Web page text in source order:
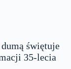
świętuje
35-lecia